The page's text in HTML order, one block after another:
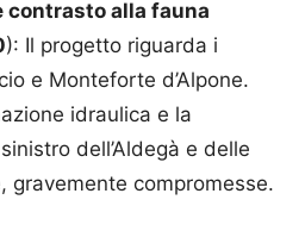
contrasto alla fauna
): Il progetto riguarda i
e Monteforte d’Alpone.
idraulica e la
dell’Aldegà e delle
gravemente compromesse.